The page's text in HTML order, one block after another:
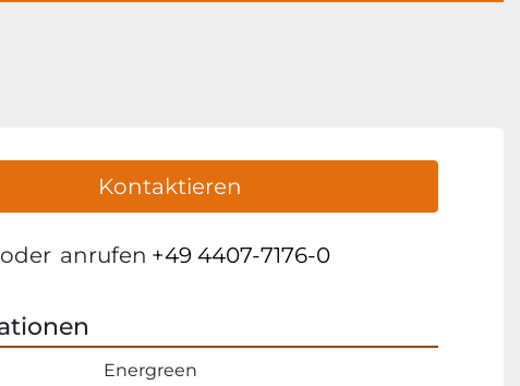
Kontaktieren
oder anrufen +49 4407-7176-0
Energreen